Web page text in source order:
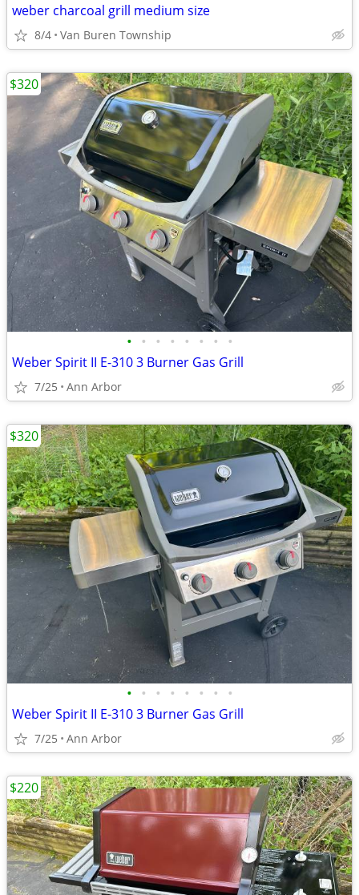
weber charcoal grill medium size
8/4 Van Buren Township
• • • • • • • •
Weber Spirit II E-310 3 Burner Gas Grill
7/25 Ann Arbor
$320
• • • • • • • •
Weber Spirit II E-310 3 Burner Gas Grill
7/25 Ann Arbor
$320
$220